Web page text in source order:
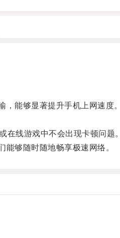
能够显著提升手机上网速度。
线游戏中不会出现卡顿问题。
够随时随地畅享极速网络。